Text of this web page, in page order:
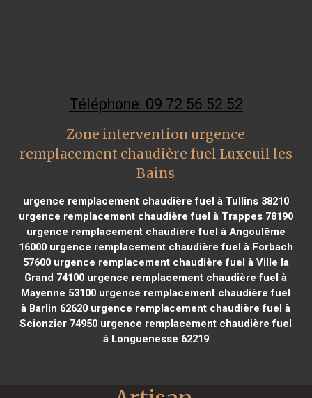
Téléphone: 09 72 56 52 52
Zone intervention urgence
remplacement chaudière fuel Luxeuil les
Bains
urgence remplacement chaudière fuel à Tullins 38210
urgence remplacement chaudière fuel à Trappes 78190
urgence remplacement chaudière fuel à Angoulême
16000urgence remplacement chaudière fuel à Forbach
57600urgence remplacement chaudière fuel à Ville la
Grand 74100 urgence remplacement chaudière fuel à
Mayenne 53100 urgence remplacement chaudière fuel
à Barlin 62620 urgence remplacement chaudière fuel à
Scionzier 74950 urgence remplacement chaudière fuel
à Longuenesse 62219